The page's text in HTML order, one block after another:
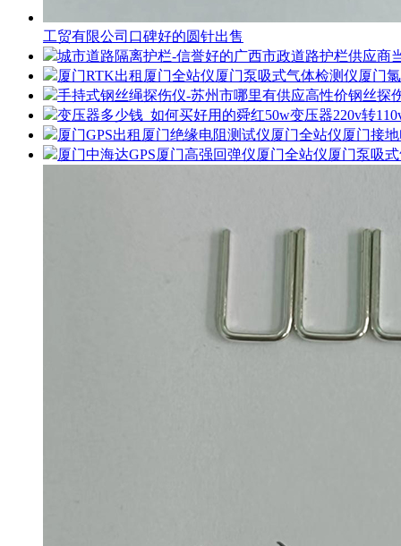
工贸有限公司口碑好的圆针出售
城市道路隔离护栏-信誉好的广西市政道路护栏供应商
厦门RTK出租厦门全站仪厦门泵吸式气体检测仪厦门
手持式钢丝绳探伤仪-苏州市哪里有供应高性价钢丝探
变压器多少钱_如何买好用的舜红50w变压器220v转
厦门GPS出租厦门绝缘电阻测试仪厦门全站仪厦门接
厦门中海达GPS厦门高强回弹仪厦门全站仪厦门泵吸